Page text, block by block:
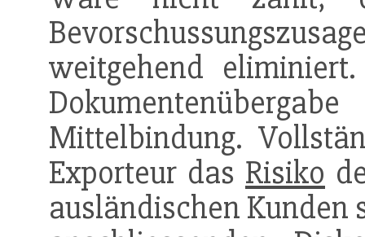
weitgehend
Mittelbindung.
Exporteur das Risiko
ausländischen Kunden